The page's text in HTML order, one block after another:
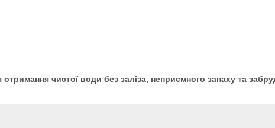
чистої води без заліза, неприємного запаху та